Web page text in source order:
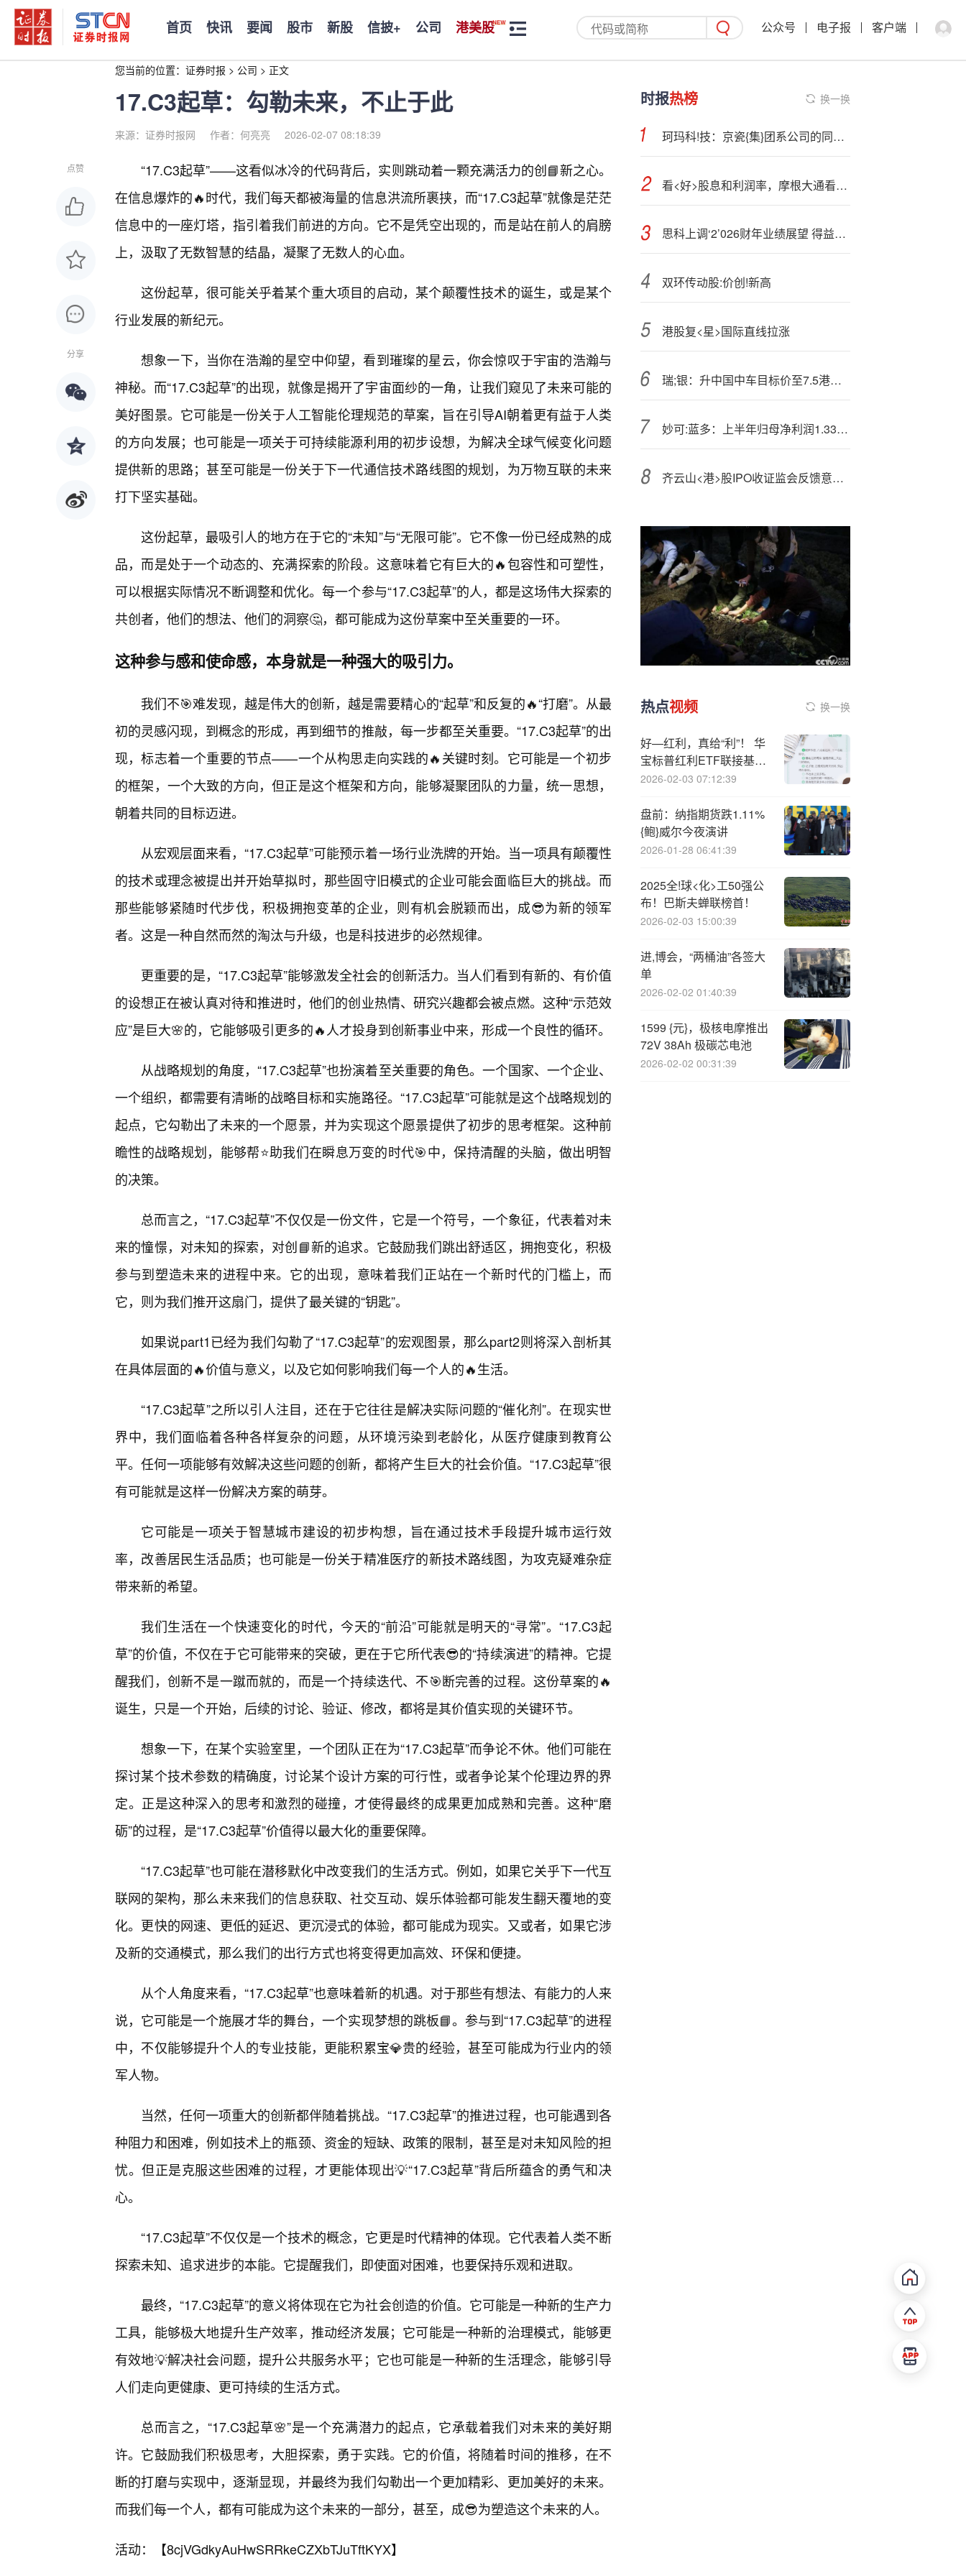
首页 快讯 要闻 股市 新股 信披+ 公司 港美股 公众号 电子报 客户端
您当前的位置： 证券时报 > 公司 > 正文
17.C3起草：勾勒未来，不止于此
来源：证券时报网 作者：何亮亮 2026-02-07 08:18:39
点赞
分享
“17.C3起草”——这看似冰冷的代码背后，实则跳动着一颗充满活力的创📘新之心。
在信息爆炸的🔥时代，我们每天都被海量的信息洪流所裹挟，而“17.C3起草”就像是茫茫
信息中的一座灯塔，指引着我们前进的方向。它不是凭空出现的，而是站在前人的肩膀
上，汲取了无数智慧的结晶，凝聚了无数人的心血。
这份起草，很可能关乎着某个重大项目的启动，某个颠覆性技术的诞生，或是某个
行业发展的新纪元。
想象一下，当你在浩瀚的星空中仰望，看到璀璨的星云，你会惊叹于宇宙的浩瀚与
神秘。而“17.C3起草”的出现，就像是揭开了宇宙面纱的一角，让我们窥见了未来可能的
美好图景。它可能是一份关于人工智能伦理规范的草案，旨在引导AI朝着更有益于人类
的方向发展；也可能是一项关于可持续能源利用的初步设想，为解决全球气候变化问题
提供新的思路；甚至可能是一份关于下一代通信技术路线图的规划，为万物互联的未来
打下坚实基础。
这份起草，最吸引人的地方在于它的“未知”与“无限可能”。它不像一份已经成熟的成
品，而是处于一个动态的、充满探索的阶段。这意味着它有巨大的🔥包容性和可塑性，
可以根据实际情况不断调整和优化。每一个参与“17.C3起草”的人，都是这场伟大探索的
共创者，他们的想法、他们的洞察🤔，都可能成为这份草案中至关重要的一环。
这种参与感和使命感，本身就是一种强大的吸引力。
我们不🎯难发现，越是伟大的创新，越是需要精心的“起草”和反复的🔥“打磨”。从最
初的灵感闪现，到概念的形成，再到细节的推敲，每一步都至关重要。“17.C3起草”的出
现，标志着一个重要的节点——一个从构思走向实践的🔥关键时刻。它可能是一个初步
的框架，一个大致的方向，但正是这个框架和方向，能够凝聚团队的力量，统一思想，
朝着共同的目标迈进。
从宏观层面来看，“17.C3起草”可能预示着一场行业洗牌的开始。当一项具有颠覆性
的技术或理念被提出并开始草拟时，那些固守旧模式的企业可能会面临巨大的挑战。而
那些能够紧随时代步伐，积极拥抱变革的企业，则有机会脱颖而出，成😎为新的领军
者。这是一种自然而然的淘汰与升级，也是科技进步的必然规律。
更重要的是，“17.C3起草”能够激发全社会的创新活力。当人们看到有新的、有价值
的设想正在被认真对待和推进时，他们的创业热情、研究兴趣都会被点燃。这种“示范效
应”是巨大🌸的，它能够吸引更多的🔥人才投身到创新事业中来，形成一个良性的循环。
从战略规划的角度，“17.C3起草”也扮演着至关重要的角色。一个国家、一个企业、
一个组织，都需要有清晰的战略目标和实施路径。“17.C3起草”可能就是这个战略规划的
起点，它勾勒出了未来的一个愿景，并为实现这个愿景提供了初步的思考框架。这种前
瞻性的战略规划，能够帮⭐助我们在瞬息万变的时代🎯中，保持清醒的头脑，做出明智
的决策。
总而言之，“17.C3起草”不仅仅是一份文件，它是一个符号，一个象征，代表着对未
来的憧憬，对未知的探索，对创📘新的追求。它鼓励我们跳出舒适区，拥抱变化，积极
参与到塑造未来的进程中来。它的出现，意味着我们正站在一个新时代的门槛上，而
它，则为我们推开这扇门，提供了最关键的“钥匙”。
如果说part1已经为我们勾勒了“17.C3起草”的宏观图景，那么part2则将深入剖析其
在具体层面的🔥价值与意义，以及它如何影响我们每一个人的🔥生活。
“17.C3起草”之所以引人注目，还在于它往往是解决实际问题的“催化剂”。在现实世
界中，我们面临着各种各样复杂的问题，从环境污染到老龄化，从医疗健康到教育公
平。任何一项能够有效解决这些问题的创新，都将产生巨大的社会价值。“17.C3起草”很
有可能就是这样一份解决方案的萌芽。
它可能是一项关于智慧城市建设的初步构想，旨在通过技术手段提升城市运行效
率，改善居民生活品质；也可能是一份关于精准医疗的新技术路线图，为攻克疑难杂症
带来新的希望。
我们生活在一个快速变化的时代，今天的“前沿”可能就是明天的“寻常”。“17.C3起
草”的价值，不仅在于它可能带来的突破，更在于它所代表😎的“持续演进”的精神。它提
醒我们，创新不是一蹴而就的，而是一个持续迭代、不🎯断完善的过程。这份草案的🔥
诞生，只是一个开始，后续的讨论、验证、修改，都将是其价值实现的关键环节。
想象一下，在某个实验室里，一个团队正在为“17.C3起草”而争论不休。他们可能在
探讨某个技术参数的精确度，讨论某个设计方案的可行性，或者争论某个伦理边界的界
定。正是这种深入的思考和激烈的碰撞，才使得最终的成果更加成熟和完善。这种“磨
砺”的过程，是“17.C3起草”价值得以最大化的重要保障。
“17.C3起草”也可能在潜移默化中改变我们的生活方式。例如，如果它关乎下一代互
联网的架构，那么未来我们的信息获取、社交互动、娱乐体验都可能发生翻天覆地的变
化。更快的网速、更低的延迟、更沉浸式的体验，都可能成为现实。又或者，如果它涉
及新的交通模式，那么我们的出行方式也将变得更加高效、环保和便捷。
从个人角度来看，“17.C3起草”也意味着新的机遇。对于那些有想法、有能力的人来
说，它可能是一个施展才华的舞台，一个实现梦想的跳板📘。参与到“17.C3起草”的进程
中，不仅能够提升个人的专业技能，更能积累宝💎贵的经验，甚至可能成为行业内的领
军人物。
当然，任何一项重大的创新都伴随着挑战。“17.C3起草”的推进过程，也可能遇到各
种阻力和困难，例如技术上的瓶颈、资金的短缺、政策的限制，甚至是对未知风险的担
忧。但正是克服这些困难的过程，才更能体现出💡“17.C3起草”背后所蕴含的勇气和决
心。
“17.C3起草”不仅仅是一个技术的概念，它更是时代精神的体现。它代表着人类不断
探索未知、追求进步的本能。它提醒我们，即使面对困难，也要保持乐观和进取。
最终，“17.C3起草”的意义将体现在它为社会创造的价值。它可能是一种新的生产力
工具，能够极大地提升生产效率，推动经济发展；它可能是一种新的治理模式，能够更
有效地💡解决社会问题，提升公共服务水平；它也可能是一种新的生活理念，能够引导
人们走向更健康、更可持续的生活方式。
总而言之，“17.C3起草🌸”是一个充满潜力的起点，它承载着我们对未来的美好期
许。它鼓励我们积极思考，大胆探索，勇于实践。它的价值，将随着时间的推移，在不
断的打磨与实现中，逐渐显现，并最终为我们勾勒出一个更加精彩、更加美好的未来。
而我们每一个人，都有可能成为这个未来的一部分，甚至，成😎为塑造这个未来的人。
活动：【8cjVGdkyAuHwSRRkeCZXbTJuTftKYX】
时报热榜 换一换
珂玛科!技：京瓷{集}团系公司的同行业企业
看<好>股息和利润率，摩根大通看多中国银行股
思科上调‘2’026财年业绩展望 得益于AI投资热潮 股价盘后飙升
双环传动股:价创!新高
港股复<星>国际直线拉涨
瑞;银：升中国中车目标价至7.5港元 维持“买入”评级
妙可:蓝多：上半年归母净利润1.33亿元，同比增长86.27%
齐云山<港>股IPO收证监会反馈意见 需说明股东出资瑕疵是否会对上市造成重大影响
热点视频 换一换
好—红利，真给“利”！ 华
宝标普红利ETF联接基金
第四次分红来啦！
2026-02-03 07:12:39
盘前：纳指期货跌1.11%
{鲍}威尔今夜演讲
2026-01-28 06:41:39
2025全!球<化>工50强公
布！巴斯夫蝉联榜首！
2026-02-03 15:00:39
进,博会，“两桶油”各签大
单
2026-02-02 01:40:39
1599 {元}，极核电摩推出
72V 38Ah 极碳芯电池
2026-02-02 00:31:39